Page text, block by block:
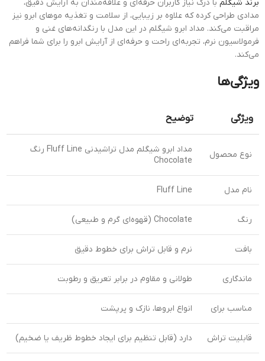
برند شیگلم با درک نیاز کاربران حرفه‌ای و علاقه‌مندان به آرایش دقیق،
مدادی طراحی کرده که علاوه بر زیبایی، از سلامت و تغذیه موهای ابرو نیز
مراقبت می‌کند. مداد ابرو شیگلم در این مدل با رنگدانه‌های غنی و
فرمولاسیون نرم، تجربه‌ای راحت و حرفه‌ای از آرایش ابرو را برای شما فراهم
می‌کند.
ویژگی‌ها
ویژگی توضیح
نوع محصول
مداد ابرو شیگلم مدل تراشیدنی Fluff Line رنگ
Chocolate
نام مدل Fluff Line
رنگ Chocolate (قهوه‌ای گرم و طبیعی)
بافت نرم و قابل تراش برای خطوط دقیق
ماندگاری طولانی و مقاوم در برابر تعریق و رطوبت
مناسب برای انواع ابروها، نازک و پرپشت
قابلیت تراش دارد (قابل تنظیم برای ایجاد خطوط ظریف یا ضخیم)